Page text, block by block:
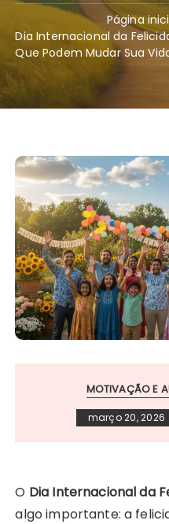
Página
Dia Internacional da
Que Podem Mudar Sua
MOTIVAÇÃO E
março 20, 2026
O Dia Internacional da
algo importante: a